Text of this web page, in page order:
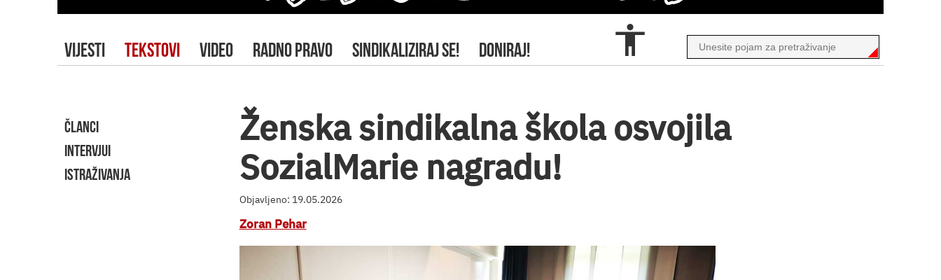
VIJESTI TEKSTOVI VIDEO RADNO PRAVO SINDIKALIZIRAJ SE! DONIRAJ!
ČLANCI
INTERVJUI
ISTRAŽIVANJA
Ženska sindikalna škola osvojila
SozialMarie nagradu!
Objavljeno: 19.05.2026
Zoran Pehar